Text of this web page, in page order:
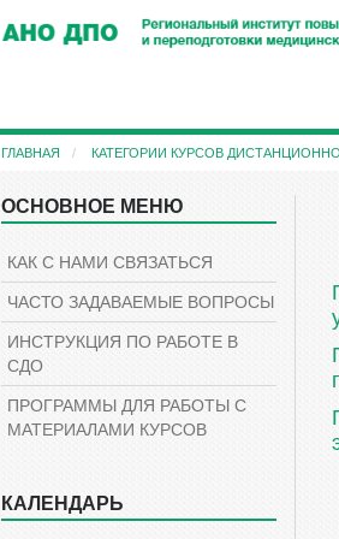
ГЛАВНАЯ КАТЕГОРИИ КУРСОВ
Пропустить
Навигация
Пропустить
Основное
меню
ОСНОВНОЕ МЕНЮ
КАК С НАМИ СВЯЗАТЬСЯ
ЧАСТО ЗАДАВАЕМЫЕ ВОПРОСЫ
ИНСТРУКЦИЯ ПО РАБОТЕ В
СДО
ПРОГРАММЫ ДЛЯ РАБОТЫ С
МАТЕРИАЛАМИ КУРСОВ
Пропустить
Календарь
КАЛЕНДАРЬ